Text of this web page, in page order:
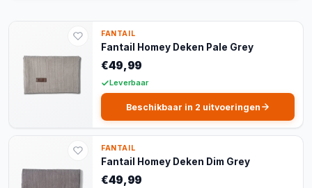
FANTAIL
Fantail Homey Deken Pale Grey
€49,99
Leverbaar
Beschikbaar in 2 uitvoeringen
FANTAIL
Fantail Homey Deken Dim Grey
€49,99